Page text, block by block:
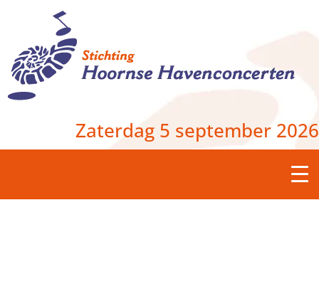
Zaterdag 5 september 2026